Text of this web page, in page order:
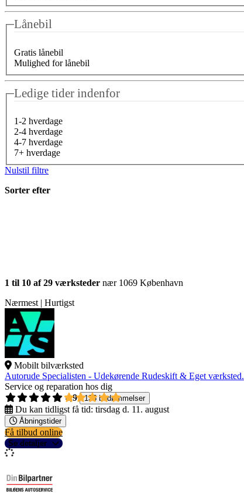
Lånebil
Gratis lånebil
Mulighed for lånebil
Ledige tider indenfor
1-2 hverdage
2-4 hverdage
4-7 hverdage
7+ hverdage
Nulstil filtre
Sorter efter
1 til 10 af 29 værksteder nær 1069 København
Nærmest | Hurtigst
Mobilt bilværksted
Autorude Specialisten - Udekørende Rudeskift & Eget værksted.
Service og reparation hos dig
4,9
135 bedømmelser
Du kan tidligst få tid: tirsdag d. 11. august
Åbningstider
Få tilbud online
Se detaljer